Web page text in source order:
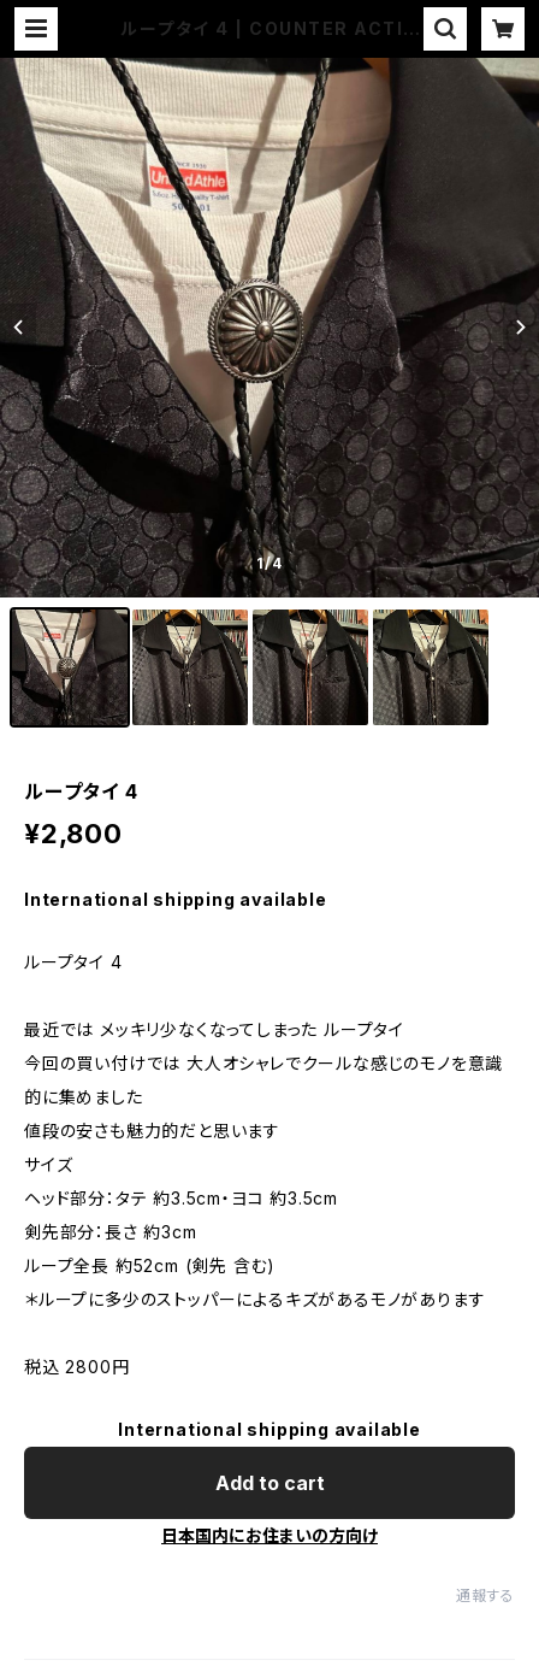
ループタイ 4 | COUNTER ACTIO
1/4
ループタイ 4
¥2,800
International shipping available
ループタイ 4
最近では メッキリ少なくなってしまった ループタイ
今回の買い付けでは 大人オシャレでクールな感じのモノを意識
的に集めました
値段の安さも魅力的だと思います
サイズ
ヘッド部分：タテ 約3.5cm・ヨコ 約3.5cm
剣先部分：長さ 約3cm
ループ全長 約52cm (剣先 含む)
＊ループに多少のストッパーによるキズがあるモノがあります
税込 2800円
International shipping available
Add to cart
日本国内にお住まいの方向け
通報する